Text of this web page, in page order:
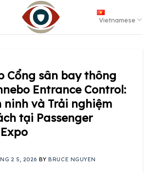
Vietnamese
Cổng sân bay thông
Entrance Control:
ninh và Trải nghiệm
tại Passenger
2 5, 2026 BYBRUCE NGUYEN